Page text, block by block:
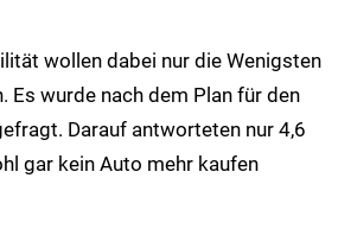
wollen dabei nur die Wenigsten
Es wurde nach dem Plan für den
Darauf antworteten nur 4,6
gar kein Auto mehr kaufen